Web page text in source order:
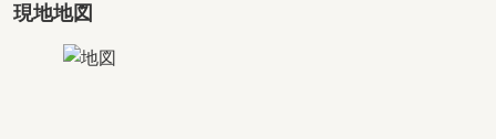
支払いのシミュレーション、明快な諸費用等を含めた資金
計画など、ご提案させて頂いております。
現地地図